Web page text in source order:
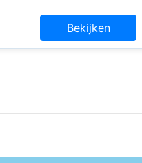
Bekijken